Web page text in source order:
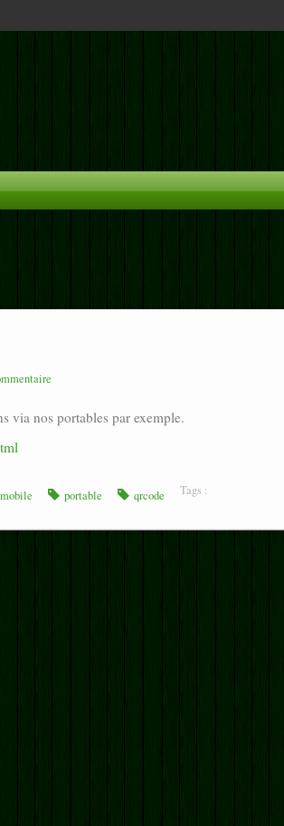
via nos portables par exemple.
Tags :
mobile portable qrcode